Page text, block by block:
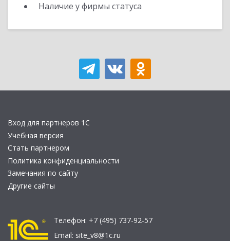
Наличие у фирмы статуса
Вход для партнеров 1С
Учебная версия
Стать партнером
Политика конфиденциальности
Замечания по сайту
Другие сайты
Телефон: +7 (495) 737-92-57
Email: site_v8@1c.ru